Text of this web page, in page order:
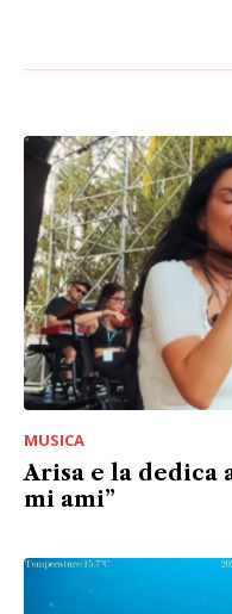
MUSICA
Arisa e la dedica
mi ami”